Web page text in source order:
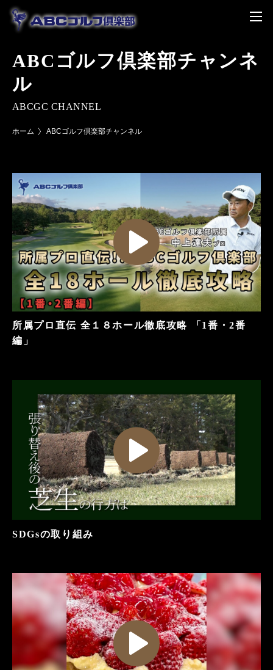
ABCゴルフ倶楽部チャンネ
ル
ABCGC CHANNEL
ホーム ABCゴルフ倶楽部チャンネル
所属プロ直伝 全１８ホール徹底攻略 「1番・2番
編」
SDGsの取り組み